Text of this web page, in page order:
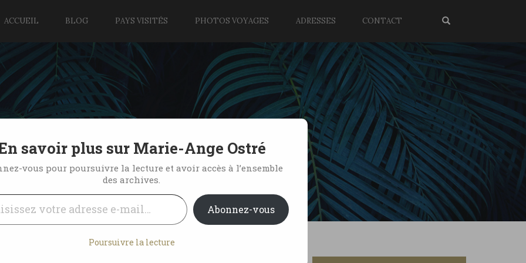
ACCUEIL BLOG PAYS VISITÉS PHOTOS VOYAGES ADRESSES CONTACT
dim sum à Sydney
No Comments
savoir plus sur Marie-Ange Ostré
vous pour poursuivre la lecture et avoir accès à l’ensemble
des archives.
Abonnez-vous
Poursuivre la lecture